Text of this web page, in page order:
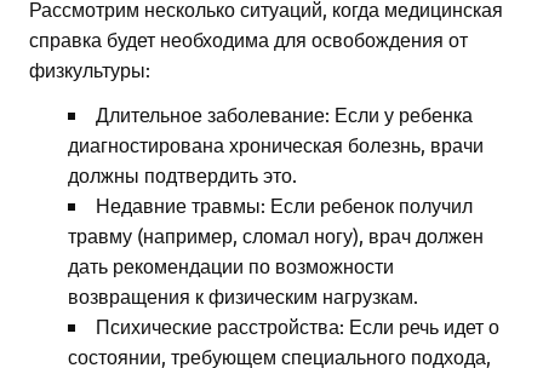
Рассмотрим несколько ситуаций, когда медицинская
справка будет необходима для освобождения от
физкультуры:
Длительное заболевание: Если у ребенка
диагностирована хроническая болезнь, врачи
должны подтвердить это.
Недавние травмы: Если ребенок получил
травму (например, сломал ногу), врач должен
дать рекомендации по возможности
возвращения к физическим нагрузкам.
Психические расстройства: Если речь идет о
состоянии, требующем специального подхода,